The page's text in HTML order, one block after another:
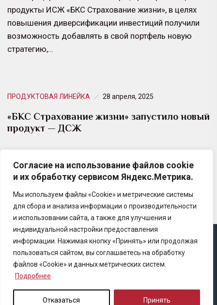
Согласие на использование файлов cookie
и их обработку сервисом Яндекс.Метрика.
Мы используем файлы «Cookie» и метрические системы
для сбора и анализа информации о производительности
и использовании сайта, а также для улучшения и
индивидуальной настройки предоставления
информации. Нажимая кнопку «Принять» или продолжая
пользоваться сайтом, вы соглашаетесь на обработку
файлов «Cookie» и данных метрических систем.
Подробнее
Отказаться Принять
продукты ИСЖ «БКС Страхование жизни», в целях
повышения диверсификации инвестиций получили
возможность добавлять в свой портфель новую
стратегию,…
ПРОДУКТОВАЯ ЛИНЕЙКА 28 апреля, 2025
«БКС Страхование жизни» запустило новый
продукт — ДСЖ
Клиентам БКС стало доступно долевое страхование
жизни (ДСЖ), сочетающее защиту и
инвестиционные возможности.
Copyright © 2025 Ассоциация «Некоммерческого
партнерство содействия развитию страхового рынка
«Центр страховой безопасности»
Правила републикации
Политика конфиденциальности